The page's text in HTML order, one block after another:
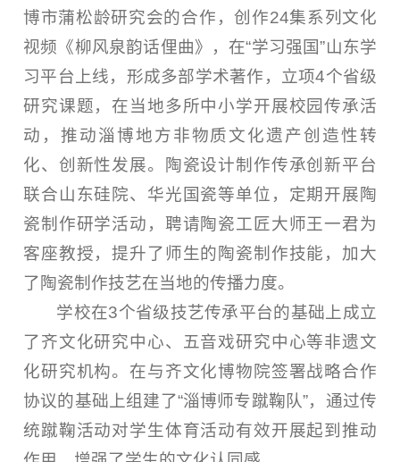
博市蒲松龄研究会的合作，创作24集系列文化
视频《柳风泉韵话俚曲》，在“学习强国”山东学
习平台上线，形成多部学术著作，立项4个省级
研究课题，在当地多所中小学开展校园传承活
动，推动淄博地方非物质文化遗产创造性转
化、创新性发展。陶瓷设计制作传承创新平台
联合山东硅院、华光国瓷等单位，定期开展陶
瓷制作研学活动，聘请陶瓷工匠大师王一君为
客座教授，提升了师生的陶瓷制作技能，加大
了陶瓷制作技艺在当地的传播力度。
学校在3个省级技艺传承平台的基础上成立
了齐文化研究中心、五音戏研究中心等非遗文
化研究机构。在与齐文化博物院签署战略合作
协议的基础上组建了“淄博师专蹴鞠队”，通过传
统蹴鞠活动对学生体育活动有效开展起到推动